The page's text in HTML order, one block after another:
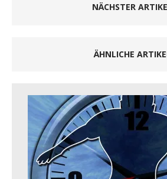
NÄCHSTER
ÄHNLICHE